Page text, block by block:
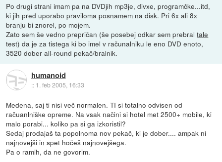
Po drugi strani imam pa na DVDjih mp3je, divxe, programčke...itd,
ki jih pred uporabo praviloma posnamem na disk. Pri 6x ali 8x
branju bi znorel, po mojem.
Zato sem še vedno prepričan (še posebej odkar sem prebraltale
test) da je za tistega ki bo imel v računalniku le eno DVD enoto,
3520 dober all-round pekač/bralnik.
humanoid
:: 1. feb 2005, 16:33
Medena, saj ti nisi več normalen. TI si totalno odvisen od
račuanlniške opreme. Na vsak načini si hotel met 2500+ mobile, ki
malo porabi... koliko pa si ga izkoristil?
Sedaj prodajaš ta popolnoma nov pekač, ki je dober.... ampak ni
najnovejši in spet hočeš najnovejšega.
Pa o ramih, da ne govorim.